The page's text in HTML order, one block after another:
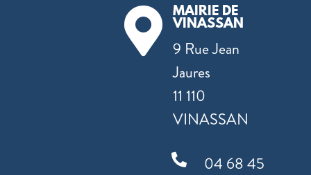

MAIRIE DE
VINASSAN
9 Rue Jean
Jaures
11 110
VINASSAN

04 68 45